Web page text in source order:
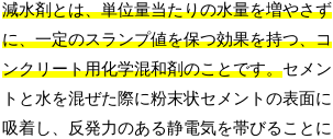
減水剤とは、単位量当たりの水量を増やさず
に、一定のスランプ値を保つ効果を持つ、コ
ンクリート用化学混和剤のことです。セメン
トと水を混ぜた際に粉末状セメントの表面に
吸着し、反発力のある静電気を帯びることに